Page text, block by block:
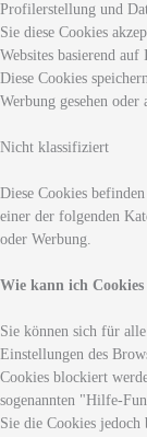
Profilerstellung und
Sie diese Cookies
Websites basierend
Diese Cookies
Werbung gesehen
Nicht klassifiziert
Diese Cookies
einer der folgenden
oder Werbung.
Wie kann ich Cookies
Sie können sich für
Einstellungen des
Cookies blockiert
sogenannten "Hilfe-
Sie die Cookies